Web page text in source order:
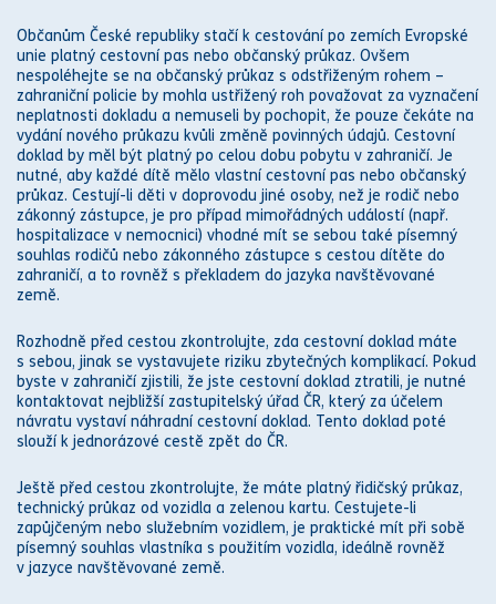
Občanům České republiky stačí k cestování po zemích Evropské
unie platný cestovní pas nebo občanský průkaz. Ovšem
nespoléhejte se na občanský průkaz s odstřiženým rohem –
zahraniční policie by mohla ustřižený roh považovat za vyznačení
neplatnosti dokladu a nemuseli by pochopit, že pouze čekáte na
vydání nového průkazu kvůli změně povinných údajů. Cestovní
doklad by měl být platný po celou dobu pobytu v zahraničí. Je
nutné, aby každé dítě mělo vlastní cestovní pas nebo občanský
průkaz. Cestují-li děti v doprovodu jiné osoby, než je rodič nebo
zákonný zástupce, je pro případ mimořádných událostí (např.
hospitalizace v nemocnici) vhodné mít se sebou také písemný
souhlas rodičů nebo zákonného zástupce s cestou dítěte do
zahraničí, a to rovněž s překladem do jazyka navštěvované
země.
Rozhodně před cestou zkontrolujte, zda cestovní doklad máte
s sebou, jinak se vystavujete riziku zbytečných komplikací. Pokud
byste v zahraničí zjistili, že jste cestovní doklad ztratili, je nutné
kontaktovat nejbližší zastupitelský úřad ČR, který za účelem
návratu vystaví náhradní cestovní doklad. Tento doklad poté
slouží k jednorázové cestě zpět do ČR.
Ještě před cestou zkontrolujte, že máte platný řidičský průkaz,
technický průkaz od vozidla a zelenou kartu. Cestujete-li
zapůjčeným nebo služebním vozidlem, je praktické mít při sobě
písemný souhlas vlastníka s použitím vozidla, ideálně rovněž
v jazyce navštěvované země.